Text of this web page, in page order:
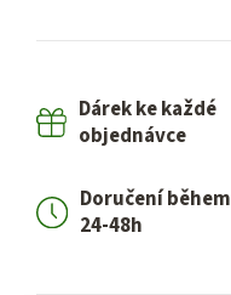
Dárek ke každé
objednávce
Doručení během
24-48h